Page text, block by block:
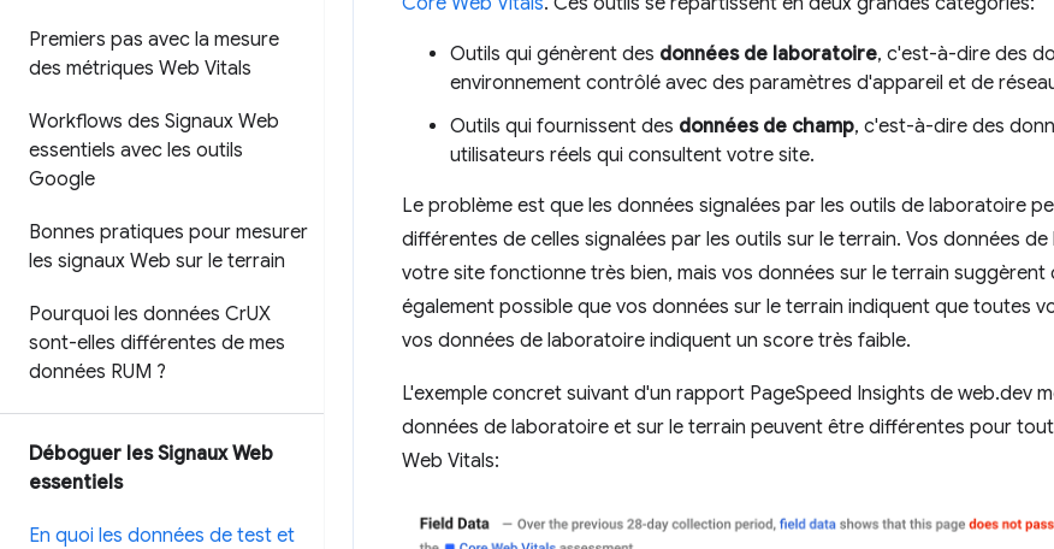
Premiers pas avec la mesure
des métriques Web Vitals
Workflows des Signaux Web
essentiels avec les outils
Google
Bonnes pratiques pour mesurer
les signaux Web sur le terrain
Pourquoi les données CrUX
sont-elles différentes de mes
données RUM ?
Déboguer les Signaux Web
essentiels
En quoi les données de test et
Outils qui génèrent des données de laboratoire, c'est-à-dire des
environnement contrôlé avec des paramètres d'appareil et de
Outils qui fournissent des données de champ, c'est-à-dire des
utilisateurs réels qui consultent votre site.
Le problème est que les données signalées par les outils de laboratoire
différentes de celles signalées par les outils sur le terrain. Vos données
votre site fonctionne très bien, mais vos données sur le terrain suggèrent
également possible que vos données sur le terrain indiquent que toutes
vos données de laboratoire indiquent un score très faible.
L'exemple concret suivant d'un rapport PageSpeed Insights de web.dev
données de laboratoire et sur le terrain peuvent être différentes pour
Web Vitals: